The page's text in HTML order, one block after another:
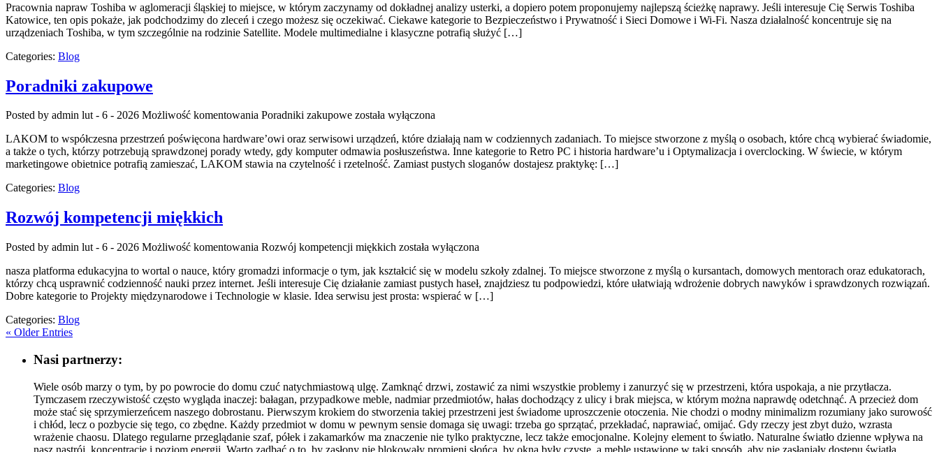
Pracownia napraw Toshiba w aglomeracji śląskiej to miejsce, w którym zaczynamy od dokładnej analizy usterki, a dopiero potem proponujemy najlepszą ścieżkę naprawy. Jeśli interesuje Cię Serwis Toshiba
Katowice, ten opis pokaże, jak podchodzimy do zleceń i czego możesz się oczekiwać. Ciekawe kategorie to Bezpieczeństwo i Prywatność i Sieci Domowe i Wi-Fi. Nasza działalność koncentruje się na
urządzeniach Toshiba, w tym szczególnie na rodzinie Satellite. Modele multimedialne i klasyczne potrafią służyć […]
Categories: Blog
Poradniki zakupowe
Posted by admin lut - 6 - 2026 Możliwość komentowania Poradniki zakupowe została wyłączona
LAKOM to współczesna przestrzeń poświęcona hardware’owi oraz serwisowi urządzeń, które działają nam w codziennych zadaniach. To miejsce stworzone z myślą o osobach, które chcą wybierać świadomie,
a także o tych, którzy potrzebują sprawdzonej porady wtedy, gdy komputer odmawia posłuszeństwa. Inne kategorie to Retro PC i historia hardware’u i Optymalizacja i overclocking. W świecie, w którym
marketingowe obietnice potrafią zamieszać, LAKOM stawia na czytelność i rzetelność. Zamiast pustych sloganów dostajesz praktykę: […]
Categories: Blog
Rozwój kompetencji miękkich
Posted by admin lut - 6 - 2026 Możliwość komentowania Rozwój kompetencji miękkich została wyłączona
nasza platforma edukacyjna to wortal o nauce, który gromadzi informacje o tym, jak kształcić się w modelu szkoły zdalnej. To miejsce stworzone z myślą o kursantach, domowych mentorach oraz edukatorach,
którzy chcą usprawnić codzienność nauki przez internet. Jeśli interesuje Cię działanie zamiast pustych haseł, znajdziesz tu podpowiedzi, które ułatwiają wdrożenie dobrych nawyków i sprawdzonych rozwiązań.
Dobre kategorie to Projekty międzynarodowe i Technologie w klasie. Idea serwisu jest prosta: wspierać w […]
Categories: Blog
« Older Entries
Nasi partnerzy:
Wiele osób marzy o tym, by po powrocie do domu czuć natychmiastową ulgę. Zamknąć drzwi, zostawić za nimi wszystkie problemy i zanurzyć się w przestrzeni, która uspokaja, a nie przytłacza.
Tymczasem rzeczywistość często wygląda inaczej: bałagan, przypadkowe meble, nadmiar przedmiotów, hałas dochodzący z ulicy i brak miejsca, w którym można naprawdę odetchnąć. A przecież dom
może stać się sprzymierzeńcem naszego dobrostanu. Pierwszym krokiem do stworzenia takiej przestrzeni jest świadome uproszczenie otoczenia. Nie chodzi o modny minimalizm rozumiany jako surowość
i chłód, lecz o pozbycie się tego, co zbędne. Każdy przedmiot w domu w pewnym sensie domaga się uwagi: trzeba go sprzątać, przekładać, naprawiać, omijać. Gdy rzeczy jest zbyt dużo, wzrasta
wrażenie chaosu. Dlatego regularne przeglądanie szaf, półek i zakamarków ma znaczenie nie tylko praktyczne, lecz także emocjonalne. Kolejny element to światło. Naturalne światło dzienne wpływa na
nasz nastrój, koncentrację i poziom energii. Warto zadbać o to, by zasłony nie blokowały promieni słońca, by okna były czyste, a meble ustawione w taki sposób, aby nie zasłaniały dostępu światła.